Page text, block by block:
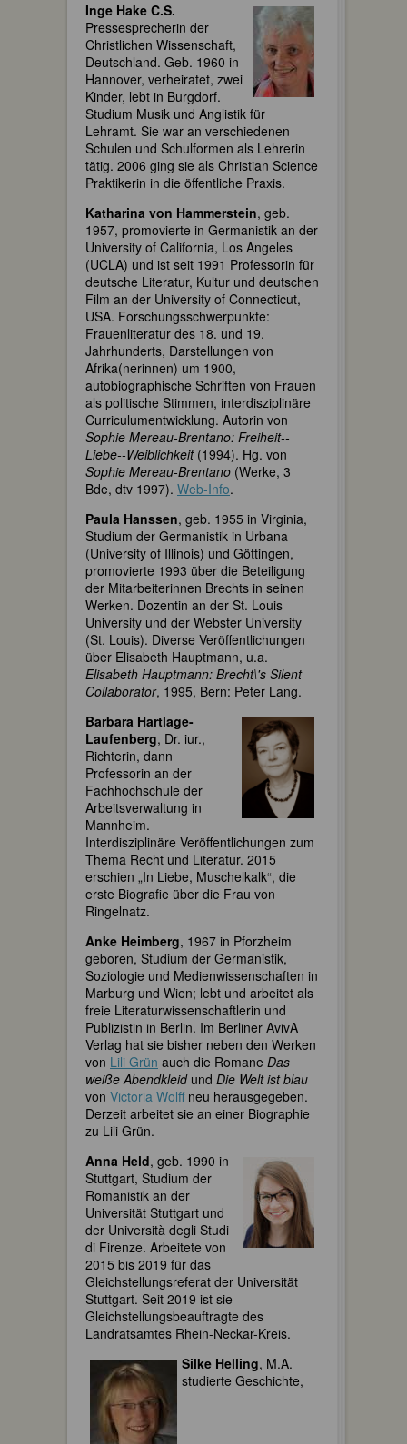
Inge Hake C.S.
Pressesprecherin der
Christlichen Wissenschaft,
Deutschland. Geb. 1960 in
Hannover, verheiratet, zwei
Kinder, lebt in Burgdorf.
Studium Musik und Anglistik für
Lehramt. Sie war an verschiedenen
Schulen und Schulformen als Lehrerin
tätig. 2006 ging sie als Christian Science
Praktikerin in die öffentliche Praxis.
Katharina von Hammerstein, geb.
1957, promovierte in Germanistik an der
University of California, Los Angeles
(UCLA) und ist seit 1991 Professorin für
deutsche Literatur, Kultur und deutschen
Film an der University of Connecticut,
USA. Forschungsschwerpunkte:
Frauenliteratur des 18. und 19.
Jahrhunderts, Darstellungen von
Afrika(nerinnen) um 1900,
autobiographische Schriften von Frauen
als politische Stimmen, interdisziplinäre
Curriculumentwicklung. Autorin von
Sophie Mereau-Brentano: Freiheit--
Liebe--Weiblichkeit(1994). Hg. von
Sophie Mereau-Brentano (Werke, 3
Bde, dtv 1997). Web-Info.
Paula Hanssen, geb. 1955 in Virginia,
Studium der Germanistik in Urbana
(University of Illinois) und Göttingen,
promovierte 1993 über die Beteiligung
der Mitarbeiterinnen Brechts in seinen
Werken. Dozentin an der St. Louis
University und der Webster University
(St. Louis). Diverse Veröffentlichungen
über Elisabeth Hauptmann, u.a.
Elisabeth Hauptmann: Brecht\'s Silent
Collaborator, 1995, Bern: Peter Lang.
Barbara Hartlage-
Laufenberg, Dr. iur.,
Richterin, dann
Professorin an der
Fachhochschule der
Arbeitsverwaltung in
Mannheim.
Interdisziplinäre Veröffentlichungen zum
Thema Recht und Literatur. 2015
erschien „In Liebe, Muschelkalk“, die
erste Biografie über die Frau von
Ringelnatz.
Anke Heimberg, 1967 in Pforzheim
geboren, Studium der Germanistik,
Soziologie und Medienwissenschaften in
Marburg und Wien; lebt und arbeitet als
freie Literaturwissenschaftlerin und
Publizistin in Berlin. Im Berliner AvivA
Verlag hat sie bisher neben den Werken
von Lili Grün auch die Romane Das
weiße Abendkleidund Die Welt ist blau
von Victoria Wolffneu herausgegeben.
Derzeit arbeitet sie an einer Biographie
zu Lili Grün.
Anna Held, geb. 1990 in
Stuttgart, Studium der
Romanistik an der
Universität Stuttgart und
der Università degli Studi
di Firenze. Arbeitete von
2015 bis 2019 für das
Gleichstellungsreferat der Universität
Stuttgart. Seit 2019 ist sie
Gleichstellungsbeauftragte des
Landratsamtes Rhein-Neckar-Kreis.
Silke Helling, M.A.
studierte Geschichte,